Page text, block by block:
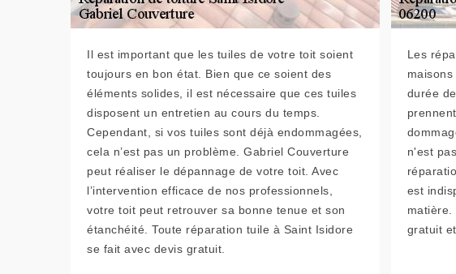
Il est important que les tuiles de votre toit soient
toujours en bon état. Bien que ce soient des
éléments solides, il est nécessaire que ces tuiles
disposent un entretien au cours du temps.
Cependant, si vos tuiles sont déjà endommagées,
cela n’est pas un problème. Gabriel Couverture
peut réaliser le dépannage de votre toit. Avec
l’intervention efficace de nos professionnels,
votre toit peut retrouver sa bonne tenue et son
étanchéité. Toute réparation tuile à Saint Isidore
se fait avec devis gratuit.
Les
durée
n'est
est
gratuit